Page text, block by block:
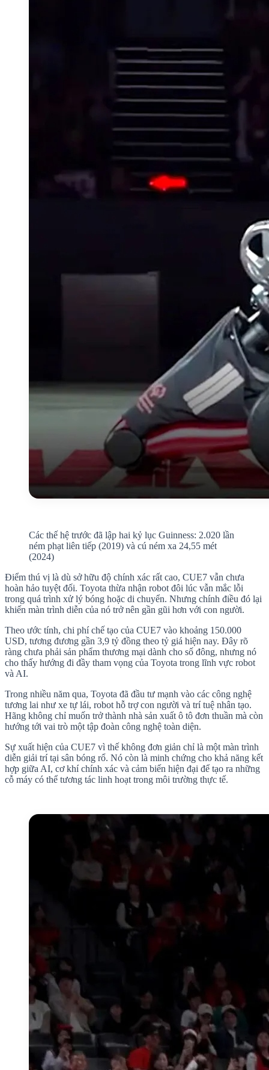
Các thế hệ trước đã lập hai kỷ lục Guinness: 2.020 lần
ném phạt liên tiếp (2019) và cú ném xa 24,55 mét
(2024)
Điểm thú vị là dù sở hữu độ chính xác rất cao, CUE7 vẫn chưa
hoàn hảo tuyệt đối. Toyota thừa nhận robot đôi lúc vẫn mắc lỗi
trong quá trình xử lý bóng hoặc di chuyển. Nhưng chính điều đó lại
khiến màn trình diễn của nó trở nên gần gũi hơn với con người.
Theo ước tính, chi phí chế tạo của CUE7 vào khoảng 150.000
USD, tương đương gần 3,9 tỷ đồng theo tỷ giá hiện nay. Đây rõ
ràng chưa phải sản phẩm thương mại dành cho số đông, nhưng nó
cho thấy hướng đi đầy tham vọng của Toyota trong lĩnh vực robot
và AI.
Trong nhiều năm qua, Toyota đã đầu tư mạnh vào các công nghệ
tương lai như xe tự lái, robot hỗ trợ con người và trí tuệ nhân tạo.
Hãng không chỉ muốn trở thành nhà sản xuất ô tô đơn thuần mà còn
hướng tới vai trò một tập đoàn công nghệ toàn diện.
Sự xuất hiện của CUE7 vì thế không đơn giản chỉ là một màn trình
diễn giải trí tại sân bóng rổ. Nó còn là minh chứng cho khả năng kết
hợp giữa AI, cơ khí chính xác và cảm biến hiện đại để tạo ra những
cỗ máy có thể tương tác linh hoạt trong môi trường thực tế.